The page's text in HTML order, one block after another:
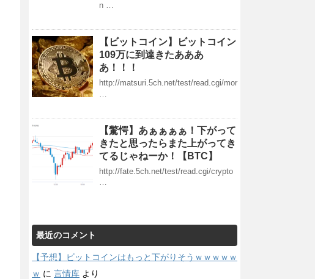
n …
【ビットコイン】ビットコイン
109万に到達きたあああ
あ！！！
http://matsuri.5ch.net/test/read.cgi/mor
…
【驚愕】あぁぁぁぁ！下がって
きたと思ったらまた上がってき
てるじゃねーか！【BTC】
http://fate.5ch.net/test/read.cgi/crypto
…
最近のコメント
【予想】ビットコインはもっと下がりそうｗｗｗｗｗ
ｗ に 言情库 より